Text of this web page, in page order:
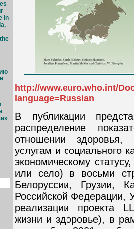
in
http://www.euro.who.int/
language=Russian
В публикации
распределение
отношении здоровья,
услугам и социального
экономическому
или село) в восьми
Белоруссии, Грузии,
Российской Федерации,
реализации проекта
жизни и здоровье), в